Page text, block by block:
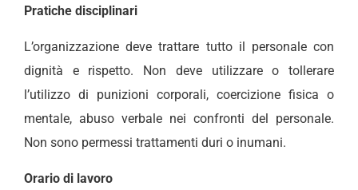
Pratiche disciplinari
L’organizzazione deve trattare tutto il personale con
dignità e rispetto. Non deve utilizzare o tollerare
l’utilizzo di punizioni corporali, coercizione fisica o
mentale, abuso verbale nei confronti del personale.
Non sono permessi trattamenti duri o inumani.
Orario di lavoro